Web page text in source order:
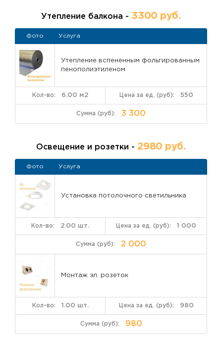
Утепление балкона - 3300 руб.
Фото Услуга
Утепление вспененным фольгированным
пенополиэтиленом
550
6.00 м2
3 300
Освещение и розетки - 2980 руб.
Фото Услуга
Установка потолочного светильника
1 000
2.00 шт.
2 000
Монтаж эл. розеток
980
1.00 шт.
980